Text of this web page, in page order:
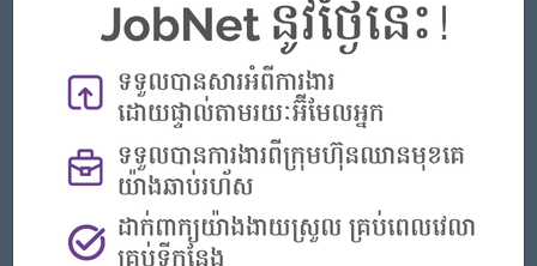
Allowance
Private insurance
Seniority
Incentive
Làm nổi bật
Một công ty tuyệt vời
Tham gia một đội ngũ chiến thắng